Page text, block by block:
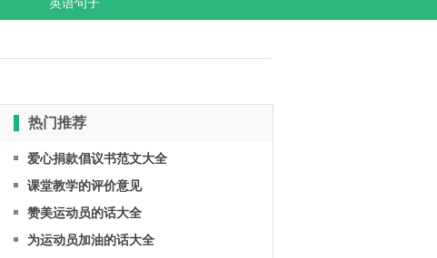
热门推荐
爱心捐款倡议书范文大全
课堂教学的评价意见
赞美运动员的话大全
为运动员加油的话大全